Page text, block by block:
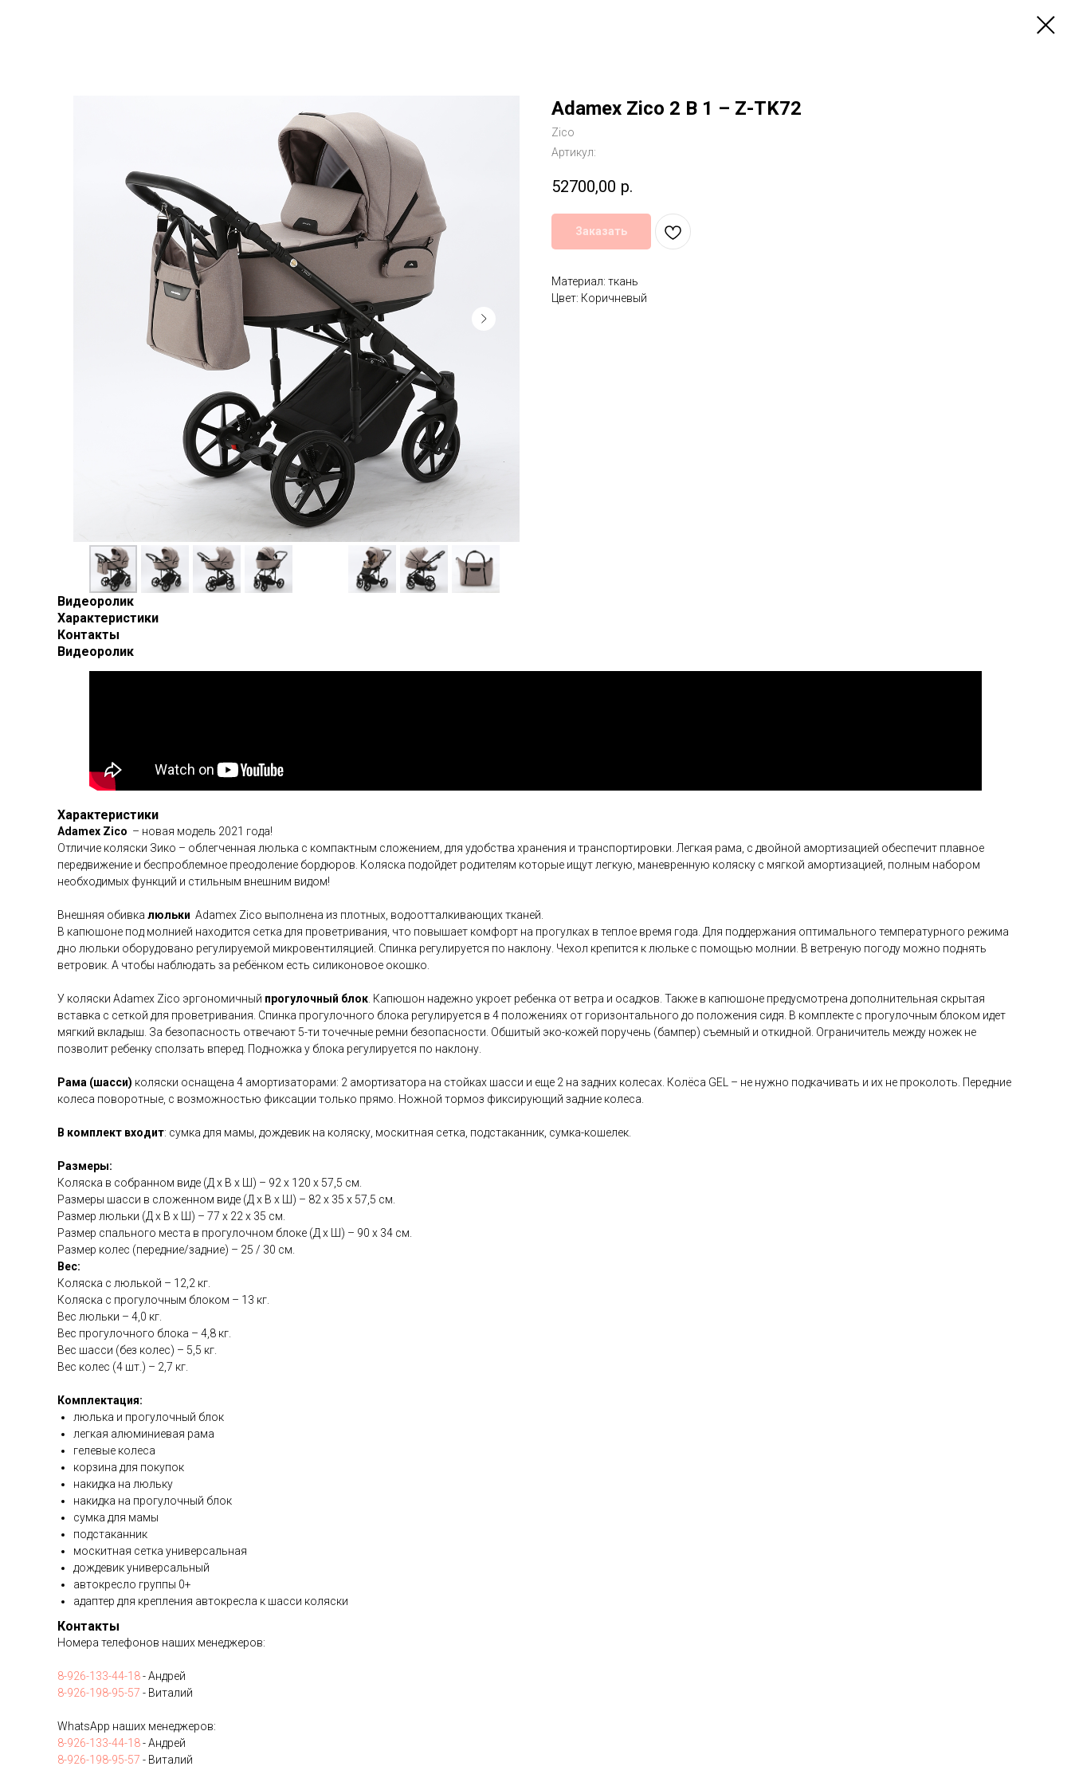
Adamex Zico 2 В 1 – Z-TK72
Zico
Артикул:
52700,00 р.
Заказать
Материал: ткань
Цвет: Коричневый
Видеоролик
Характеристики
Контакты
Видеоролик
Характеристики
Adamex Zico – новая модель 2021 года!
Отличие коляски Зико – облегченная люлька с компактным сложением, для удобства хранения и транспортировки. Легкая рама, с двойной амортизацией обеспечит плавное
передвижение и беспроблемное преодоление бордюров. Коляска подойдет родителям которые ищут легкую, маневренную коляску с мягкой амортизацией, полным набором
необходимых функций и стильным внешним видом!
Внешняя обивка люльки Adamex Zico выполнена из плотных, водоотталкивающих тканей.
В капюшоне под молнией находится сетка для проветривания, что повышает комфорт на прогулках в теплое время года. Для поддержания оптимального температурного режима
дно люльки оборудовано регулируемой микровентиляцией. Спинка регулируется по наклону. Чехол крепится к люльке с помощью молнии. В ветреную погоду можно поднять
ветровик. А чтобы наблюдать за ребёнком есть силиконовое окошко.
У коляски Adamex Zico эргономичный прогулочный блок . Капюшон надежно укроет ребенка от ветра и осадков. Также в капюшоне предусмотрена дополнительная скрытая
вставка с сеткой для проветривания. Спинка прогулочного блока регулируется в 4 положениях от горизонтального до положения сидя. В комплекте с прогулочным блоком идет
мягкий вкладыш. За безопасность отвечают 5-ти точечные ремни безопасности. Обшитый эко-кожей поручень (бампер) съемный и откидной. Ограничитель между ножек не
позволит ребенку сползать вперед. Подножка у блока регулируется по наклону.
Рама (шасси) коляски оснащена 4 амортизаторами: 2 амортизатора на стойках шасси и еще 2 на задних колесах. Колёса GEL – не нужно подкачивать и их не проколоть. Передние
колеса поворотные, с возможностью фиксации только прямо. Ножной тормоз фиксирующий задние колеса.
В комплект входит: сумка для мамы, дождевик на коляску, москитная сетка, подстаканник, сумка-кошелек.
Размеры:
Коляска в собранном виде (Д х В х Ш) – 92 х 120 х 57,5 см.
Размеры шасси в сложенном виде (Д х В х Ш) – 82 х 35 х 57,5 см.
Размер люльки (Д х В х Ш) – 77 х 22 х 35 см.
Размер спального места в прогулочном блоке (Д х Ш) – 90 х 34 см.
Размер колес (передние/задние) – 25 / 30 см.
Вес:
Коляска с люлькой – 12,2 кг.
Коляска с прогулочным блоком – 13 кг.
Вес люльки – 4,0 кг.
Вес прогулочного блока – 4,8 кг.
Вес шасси (без колес) – 5,5 кг.
Вес колес (4 шт.) – 2,7 кг.
Комплектация:
люлька и прогулочный блок
легкая алюминиевая рама
гелевые колеса
корзина для покупок
накидка на люльку
накидка на прогулочный блок
сумка для мамы
подстаканник
москитная сетка универсальная
дождевик универсальный
автокресло группы 0+
адаптер для крепления автокресла к шасси коляски
Контакты
Номера телефонов наших менеджеров:
8-926-133-44-18- Андрей
8-926-198-95-57 - Виталий
WhatsApp наших менеджеров:
8-926-133-44-18- Андрей
8-926-198-95-57 - Виталий